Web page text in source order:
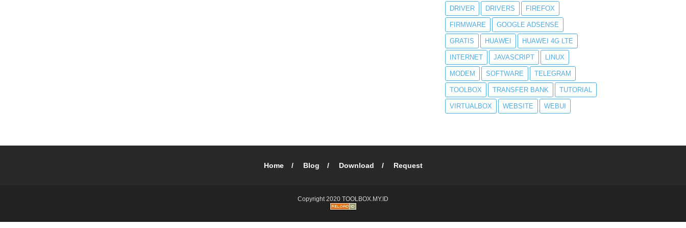
DRIVER DRIVERS FIREFOX
FIRMWARE GOOGLE ADSENSE
GRATIS HUAWEI HUAWEI 4G LTE
INTERNET JAVASCRIPT LINUX
MODEM SOFTWARE TELEGRAM
TOOLBOX TRANSFER BANK TUTORIAL
VIRTUALBOX WEBSITE WEBUI
Home Blog Download Request
Copyright 2020 TOOLBOX.MY.ID